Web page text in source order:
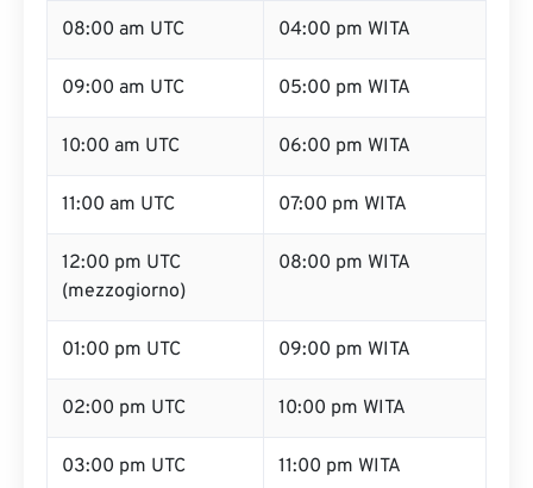
08:00 am UTC 04:00 pm WITA
09:00 am UTC 05:00 pm WITA
10:00 am UTC 06:00 pm WITA
11:00 am UTC 07:00 pm WITA
12:00 pm UTC
(mezzogiorno)
08:00 pm WITA
01:00 pm UTC 09:00 pm WITA
02:00 pm UTC 10:00 pm WITA
03:00 pm UTC 11:00 pm WITA